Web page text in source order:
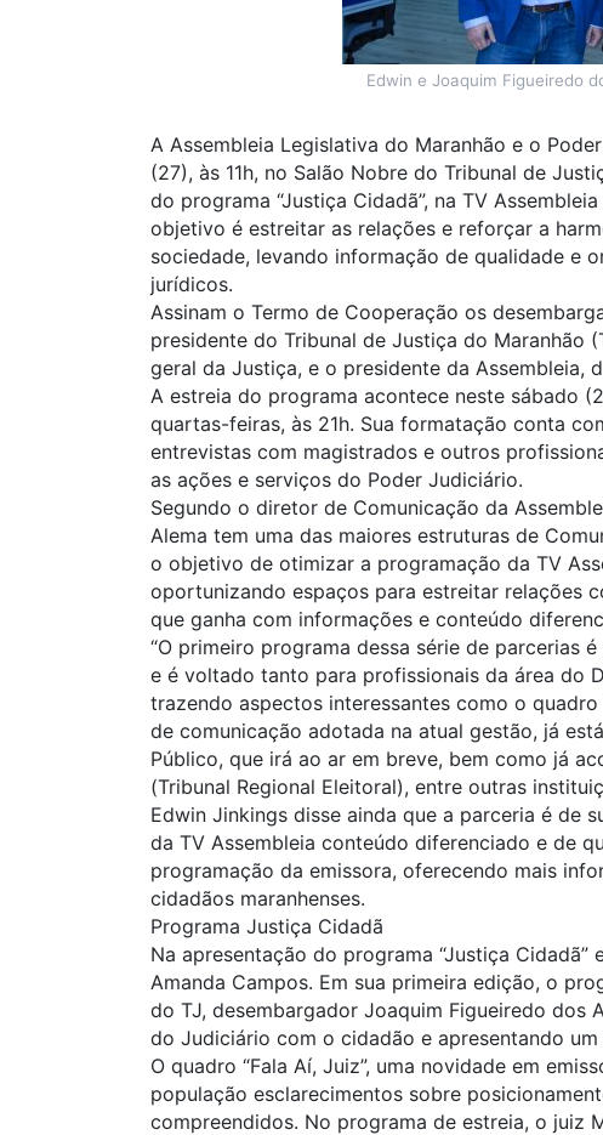
Edwin e Joaquim Figueiredo
A Assembleia Legislativa do Maranhão e o
(27), às 11h, no Salão Nobre do Tribunal de
do programa “Justiça Cidadã”, na TV
objetivo é estreitar as relações e reforçar a
sociedade, levando informação de qualidade e
jurídicos.
Assinam o Termo de Cooperação os
presidente do Tribunal de Justiça do Maranhão
geral da Justiça, e o presidente da Assembleia,
A estreia do programa acontece neste sábado
quartas-feiras, às 21h. Sua formatação conta
entrevistas com magistrados e outros
as ações e serviços do Poder Judiciário.
Segundo o diretor de Comunicação da
Alema tem uma das maiores estruturas de
o objetivo de otimizar a programação da TV
oportunizando espaços para estreitar relações
que ganha com informações e conteúdo
“O primeiro programa dessa série de parcerias
e é voltado tanto para profissionais da área do
trazendo aspectos interessantes como o
de comunicação adotada na atual gestão, já
Público, que irá ao ar em breve, bem como já
(Tribunal Regional Eleitoral), entre outras
Edwin Jinkings disse ainda que a parceria é de
da TV Assembleia conteúdo diferenciado e de
programação da emissora, oferecendo mais
cidadãos maranhenses.
Programa Justiça Cidadã
Na apresentação do programa “Justiça
Amanda Campos. Em sua primeira edição, o
do TJ, desembargador Joaquim Figueiredo dos
do Judiciário com o cidadão e apresentando
O quadro “Fala Aí, Juiz”, uma novidade em
população esclarecimentos sobre
compreendidos. No programa de estreia, o juiz